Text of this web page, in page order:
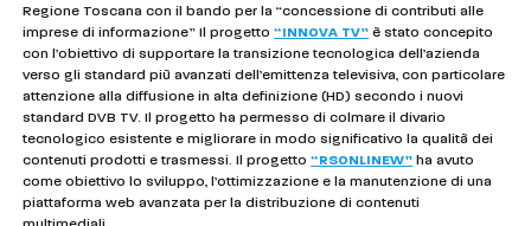
Regione Toscana con il bando per la “concessione di contributi alle
imprese di informazione” Il progetto“INNOVA TV” è stato concepito
con l’obiettivo di supportare la transizione tecnologica dell’azienda
verso gli standard più avanzati dell’emittenza televisiva, con particolare
attenzione alla diffusione in alta definizione (HD) secondo i nuovi
standard DVB TV. Il progetto ha permesso di colmare il divario
tecnologico esistente e migliorare in modo significativo la qualità dei
contenuti prodotti e trasmessi. Il progetto“RSONLINEW” ha avuto
come obiettivo lo sviluppo, l’ottimizzazione e la manutenzione di una
piattaforma web avanzata per la distribuzione di contenuti